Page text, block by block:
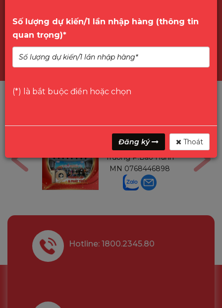
Mr Gon
Trưởng P.Bảo Hành
MN 0768446898
Hotline: 1800.2345.80
Số lượng dự kiến/1 lần nhập hàng (thông tin
quan trọng)*
(*) là bắt buộc điền hoặc chọn
Đăng ký Thoát